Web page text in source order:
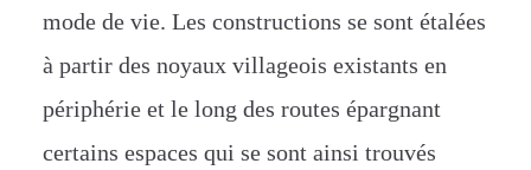
mode de vie. Les constructions se sont étalées
à partir des noyaux villageois existants en
périphérie et le long des routes épargnant
certains espaces qui se sont ainsi trouvés